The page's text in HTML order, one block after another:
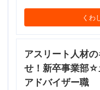
くわ
アスリート人材
せ！新卒事業部☆
アドバイザー職